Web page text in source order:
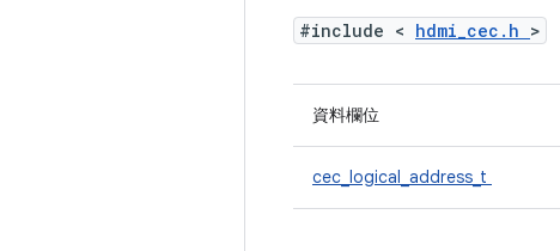
#include < hdmi_cec.h >
資料欄位
cec_logical_address_t